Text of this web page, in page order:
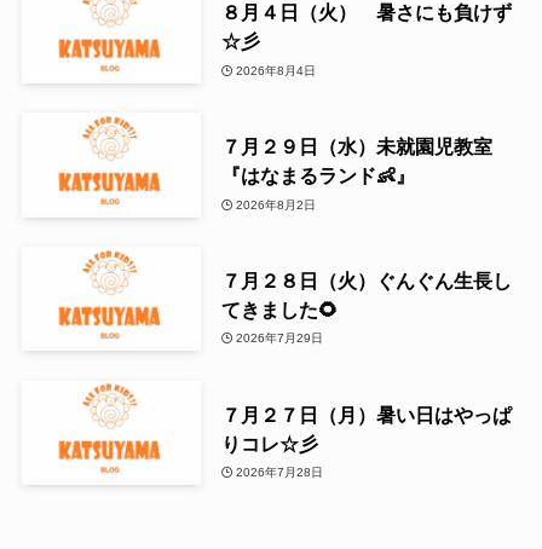
８月４日（火） 暑さにも負けず
☆彡
2026年8月4日
７月２９日（水）未就園児教室
『はなまるランド👶』
2026年8月2日
７月２８日（火）ぐんぐん生長し
てきました🌻
2026年7月29日
７月２７日（月）暑い日はやっぱ
りコレ☆彡
2026年7月28日